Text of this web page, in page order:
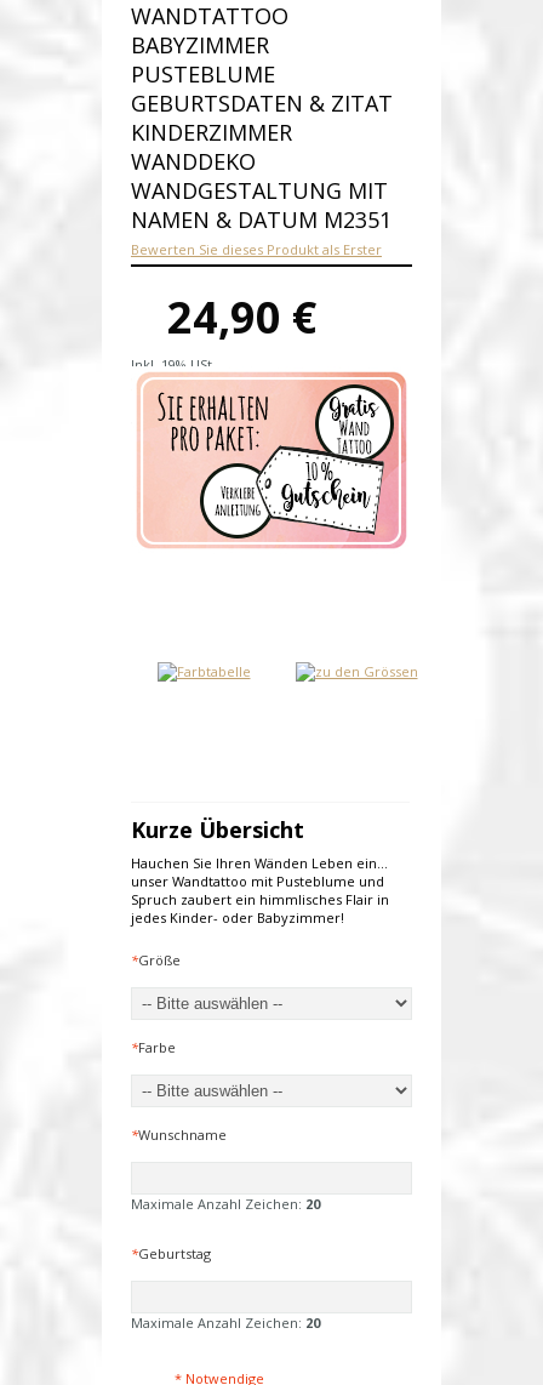
WANDTATTOO
BABYZIMMER
PUSTEBLUME
GEBURTSDATEN & ZITAT
KINDERZIMMER
WANDDEKO
WANDGESTALTUNG MIT
NAMEN & DATUM M2351
Bewerten Sie dieses Produkt als Erster
24,90 €
Inkl. 19% USt.
Versandkosten
Produktnummer:M2351-E
Verfügbarkeit:Auf Lager
Lieferzeit: 1-2 Werktage
Kurze Übersicht
Hauchen Sie Ihren Wänden Leben ein...
unser Wandtattoo mit Pusteblume und
Spruch zaubert ein himmlisches Flair in
jedes Kinder- oder Babyzimmer!
*Größe
*Farbe
*Wunschname
Maximale Anzahl Zeichen: 20
*Geburtstag
Maximale Anzahl Zeichen: 20
* Notwendige